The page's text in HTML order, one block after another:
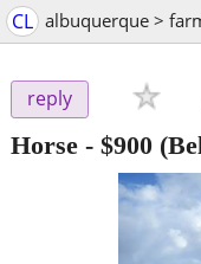
CL albuquerque >
reply
Horse - $900